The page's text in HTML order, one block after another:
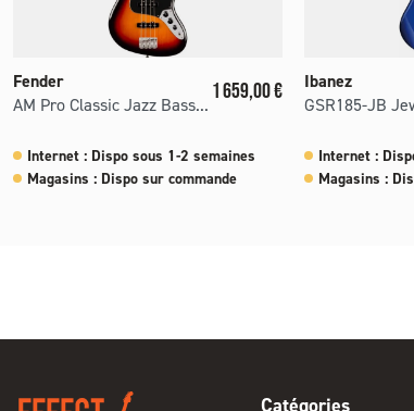
Fender
AM Pro Classic Jazz Bass...
Prix
1 659,00 €
Internet : Dispo sous 1-2 semaines
Magasins : Dispo sur commande
Ibanez
GSR185-JB
Internet :
Magasins :
Catégories